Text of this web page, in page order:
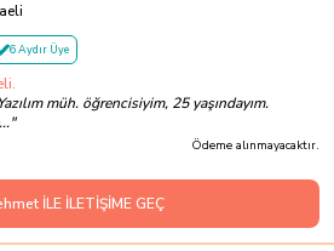
6 Aydır Üye
müh. öğrencisiyim, 25 yaşındayım.
"
Ödeme alınmayacaktır.
İLE İLETİŞİME GEÇ